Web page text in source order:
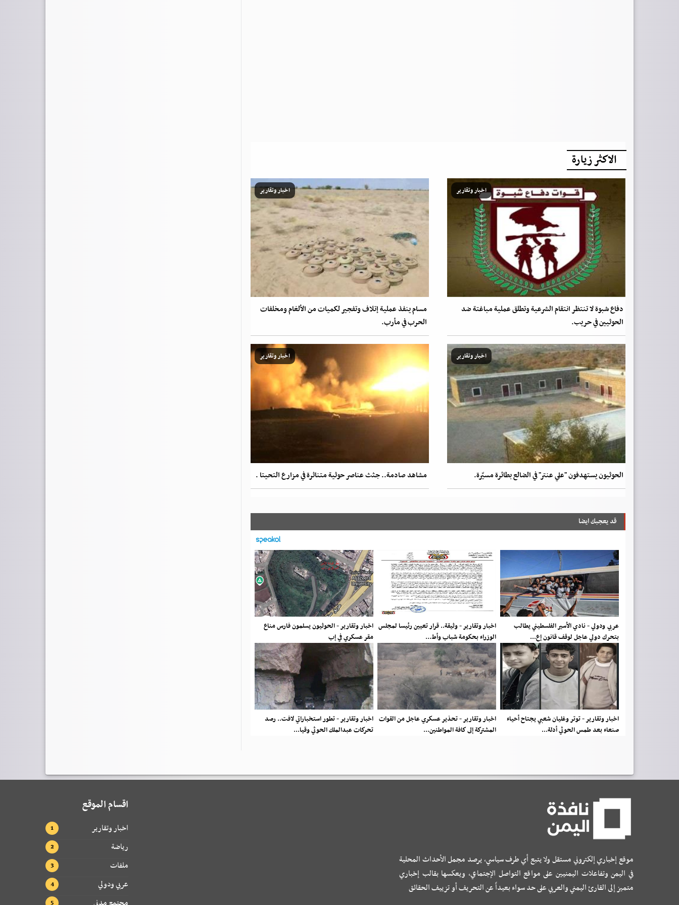
الاكثر زيارة
اخبار وتقارير
دفاع شبوة لا تنتظر انتقام الشرعية وتطلق عملية مباغتة ضد
الحوثيين في حريب.
اخبار وتقارير
مسام ينفذ عملية إتلاف وتفجير لكميات من الألغام ومخلفات
الحرب في مأرب.
اخبار وتقارير
الحوثيون يستهدفون "علي عنتر" في الضالع بطائرة مسيّرة.
اخبار وتقارير
مشاهد صادمة.. جثث عناصر حوثية متناثرة في مزارع التحيتا .
قد يعجبك ايضا
عربي ودولي - نادي الأسير الفلسطيني يطالب
بتحرك دولي عاجل لوقف قانون إع...
اخبار وتقارير - وثيقة.. قرار تعيين رئيسا لمجلس
الوزراء بحكومة شباب وأط...
اخبار وتقارير - الحوثيون يسلمون فارس مناع
مقر عسكري في إب
اخبار وتقارير - توتر وغليان شعبي يجتاح أحياء
صنعاء بعد طمس الحوثي أدلة...
اخبار وتقارير - تحذير عسكري عاجل من القوات
المشتركة إلى كافة المواطنين...
اخبار وتقارير - تطور استخباراتي لافت.. رصد
تحركات عبدالملك الحوثي وقيا...
موقع إخباري إلكتروني مستقل ولا يتبع أي طرف سياسي، يرصد مجمل الأحداث المحلية
في اليمن وتفاعلات اليمنيين على مواقع التواصل الإجتماعي، ويعكسها بقالب إخباري
متميز إلى القارئ اليمني والعربي على حد سواء بعيداً عن التحريف أو تزييف الحقائق
اقسام الموقع
اخبار وتقارير
رياضة
ملفات
عربي ودولي